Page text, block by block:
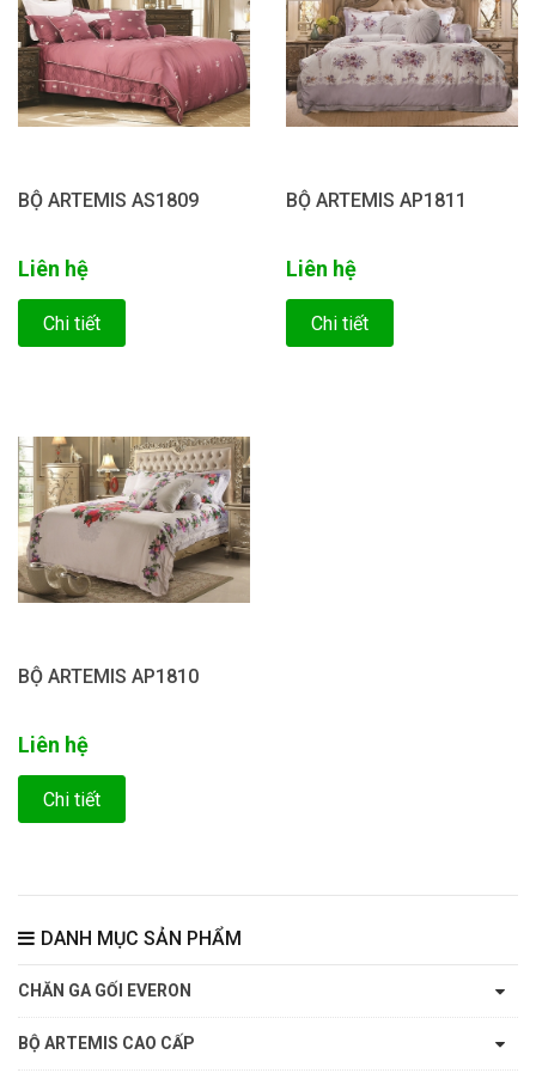
BỘ ARTEMIS AS1809
Liên hệ
Chi tiết
BỘ ARTEMIS AP1811
Liên hệ
Chi tiết
BỘ ARTEMIS AP1810
Liên hệ
Chi tiết
DANH MỤC SẢN PHẨM
CHĂN GA GỐI EVERON
BỘ ARTEMIS CAO CẤP